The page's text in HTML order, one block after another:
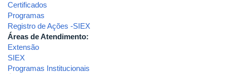
Certificados
Programas
Registro de Ações -SIEX
Áreas de Atendimento:
Extensão
SIEX
Programas Institucionais